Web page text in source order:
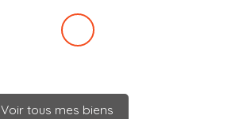
Voir tous mes biens